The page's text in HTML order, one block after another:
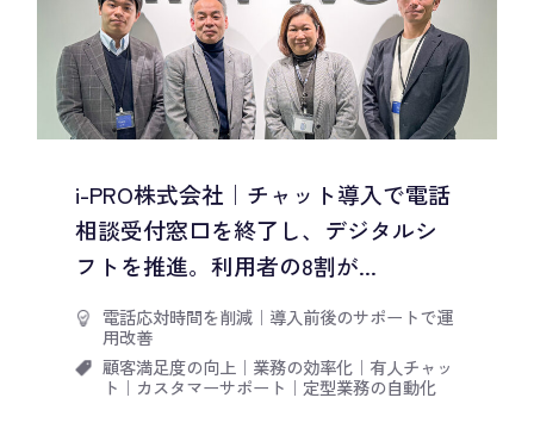
i-PRO株式会社｜チャット導入で電話
相談受付窓口を終了し、デジタルシ
フトを推進。利用者の8割が...
電話応対時間を削減｜ 導入前後のサポートで運
用改善
顧客満足度の向上｜ 業務の効率化｜ 有人チャッ
ト ｜ カスタマーサポート ｜ 定型業務の自動化